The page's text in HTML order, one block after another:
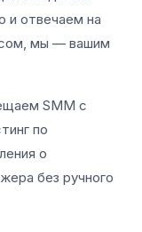
и отвечаем на
мы — вашим
SMM с
по
о
без ручного